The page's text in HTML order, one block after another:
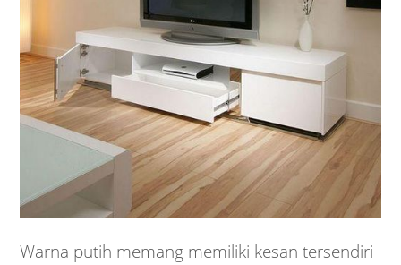
Warna putih memang memiliki kesan tersendiri